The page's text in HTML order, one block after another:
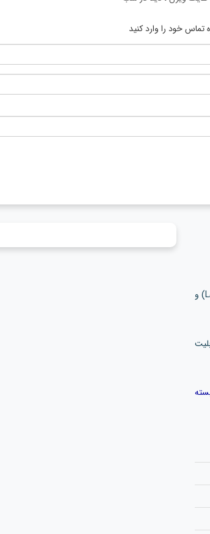
تماس خود را وارد کنید
است و اتصال آن با سیم و از طریق (LAN) و